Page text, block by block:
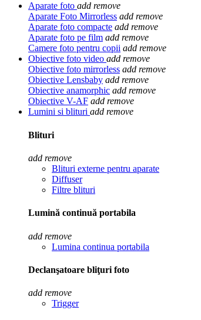
Aparate foto add remove
Aparate Foto Mirrorless add remove
Aparate foto compacte add remove
Aparate foto pe film add remove
Camere foto pentru copii add remove
Obiective foto video add remove
Obiective foto mirrorless add remove
Obiective Lensbaby add remove
Obiective anamorphic add remove
Obiective V-AF add remove
Lumini si blituri add remove
Blituri
add remove
Blituri externe pentru aparate
Diffuser
Filtre blituri
Lumină continuă portabila
add remove
Lumina continua portabila
Declanşatoare bliţuri foto
add remove
Trigger